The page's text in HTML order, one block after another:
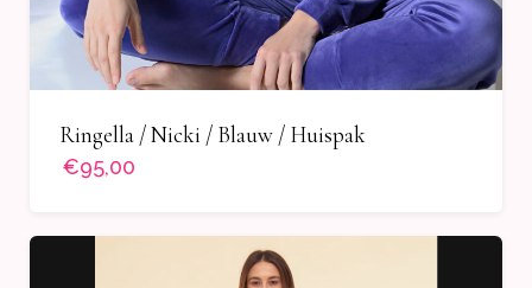
Ringella / Nicki / Blauw / Huispak
€95,00